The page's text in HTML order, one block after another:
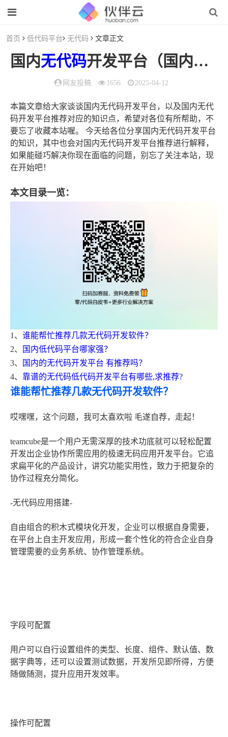
首页 低代码平台 无代码 文章正文
国内无代码开发平台（国内无
网友投稿 1656 2025-04-12
本篇文章给大家谈谈国内无代码开发平台，以及国内无代
码开发平台推荐对应的知识点，希望对各位有所帮助，不
要忘了收藏本站喔。 今天给各位分享国内无代码开发平台
的知识，其中也会对国内无代码开发平台推荐进行解释，
如果能碰巧解决你现在面临的问题，别忘了关注本站，现
在开始吧！
本文目录一览：
1、 谁能帮忙推荐几款无代码开发软件？
2、
国内低代码平台哪家强？
3、
国内的无代码开发平台 有推荐吗？
4、 靠谱的无代码低代码开发平台有哪些,求推荐?
谁能帮忙推荐几款无代码开发软件？
哎嘿嘿，这个问题，我可太喜欢啦 毛遂自荐，走起！
teamcube是一个用户无需深厚的技术功底就可以轻松配置
开发出企业协作所需应用的极速无码应用开发平台。它追
求扁平化的产品设计，讲究功能实用性，致力于把复杂的
协作过程充分简化。
-无代码应用搭建-
自由组合的积木式模块化开发，企业可以根据自身需要，
在平台上自主开发应用，形成一套个性化的符合企业自身
管理需要的业务系统、协作管理系统。
字段可配置
用户可以自行设置组件的类型、长度、组件、默认值、数
据字典等，还可以设置测试数据，开发所见即所得，方便
随做随测，提升应用开发效率。
操作可配置